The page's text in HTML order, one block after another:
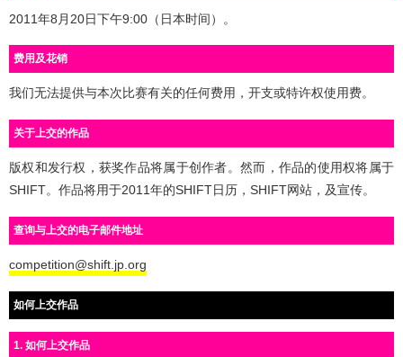
2011年8月20日下午9:00（日本时间）。
费用及花销
我们无法提供与本次比赛有关的任何费用，开支或特许权使用费。
关于上交的作品
版权和发行权，获奖作品将属于创作者。然而，作品的使用权将属于
SHIFT。作品将用于2011年的SHIFT日历，SHIFT网站，及宣传。
查询与上交的电子邮件地址
competition@shift.jp.org
如何上交作品
1. 如何上交作品